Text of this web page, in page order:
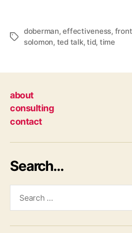
Tags
doberman,effectiveness,
solomon, ted talk,tid, time
about
consulting
contact
Search…